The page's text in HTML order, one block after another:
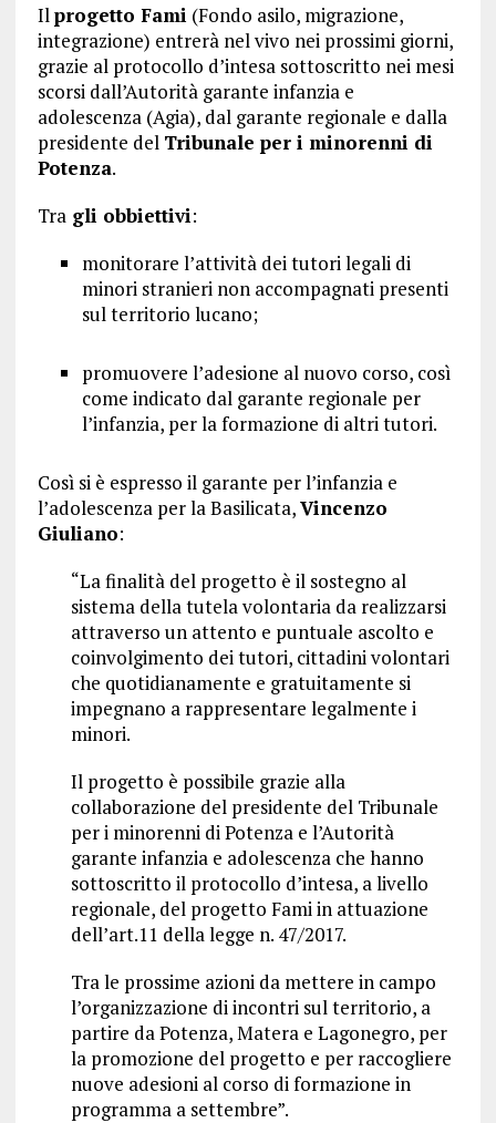
Ilprogetto Fami (Fondo asilo, migrazione,
integrazione) entrerà nel vivo nei prossimi giorni,
grazie al protocollo d’intesa sottoscritto nei mesi
scorsi dall’Autorità garante infanzia e
adolescenza (Agia), dal garante regionale e dalla
presidente del Tribunale per i minorenni di
Potenza.
Tragli obbiettivi:
monitorare l’attività dei tutori legali di
minori stranieri non accompagnati presenti
sul territorio lucano;
promuovere l’adesione al nuovo corso, così
come indicato dal garante regionale per
l’infanzia, per la formazione di altri tutori.
Così si è espresso il garante per l’infanzia e
l’adolescenza per la Basilicata,Vincenzo
Giuliano:
“La finalità del progetto è il sostegno al
sistema della tutela volontaria da realizzarsi
attraverso un attento e puntuale ascolto e
coinvolgimento dei tutori, cittadini volontari
che quotidianamente e gratuitamente si
impegnano a rappresentare legalmente i
minori.
Il progetto è possibile grazie alla
collaborazione del presidente del Tribunale
per i minorenni di Potenza e l’Autorità
garante infanzia e adolescenza che hanno
sottoscritto il protocollo d’intesa, a livello
regionale, del progetto Fami in attuazione
dell’art.11 della legge n. 47/2017.
Tra le prossime azioni da mettere in campo
l’organizzazione di incontri sul territorio, a
partire da Potenza, Matera e Lagonegro, per
la promozione del progetto e per raccogliere
nuove adesioni al corso di formazione in
programma a settembre”.